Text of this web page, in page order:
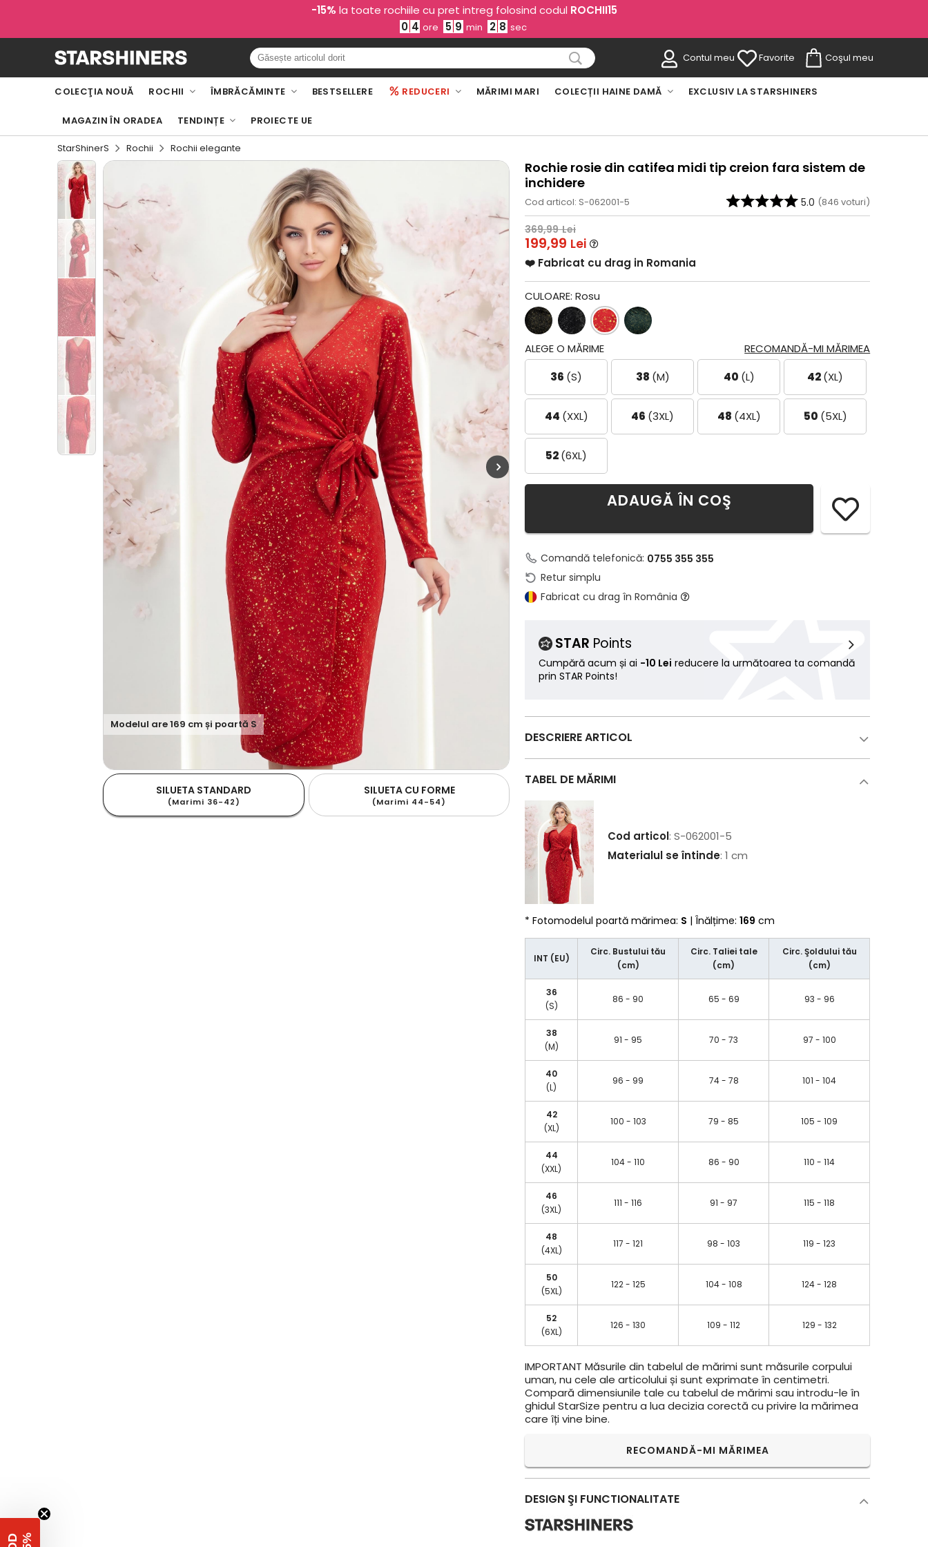
-15% la toate rochiile cu pret intreg folosind codul ROCHII15
0 4 ore 5 9 min 2 7 sec
Contul meu Favorite Coşul meu
COLECŢIA NOUĂ ROCHII ÎMBRĂCĂMINTE BESTSELLERE REDUCERI MĂRIMI MARI COLECȚII HAINE DAMĂ EXCLUSIV LA STARSHINERS
MAGAZIN ÎN ORADEA TENDINȚE PROIECTE UE
StarShinerS Rochii Rochii elegante
Modelul are169 cm și poartăS
SILUETA STANDARD
(Marimi 36-42)
SILUETA CU FORME
(Marimi 44-54)
Rochie rosie din catifea midi tip creion fara sistem de
inchidere
Cod articol: S-062001-5 5.0 (846 voturi)
369,99 Lei
199,99 Lei
❤️ Fabricat cu drag in Romania
CULOARE:Rosu
RECOMANDĂ-MI MĂRIMEA
ALEGE O MĂRIME
36 (S) 38 (M) 40 (L) 42(XL)
44 (XXL) 46 (3XL) 48 (4XL) 50 (5XL)
52(6XL)
ADAUGĂ ÎN COŞ
Comandă telefonică: 0755 355 355
Retur simplu
Fabricat cu drag în România
STAR Points
Cumpără acum și ai -10 Lei reducere la următoarea ta comandă
prin STAR Points!
DESCRIERE ARTICOL
TABEL DE MĂRIMI
Cod articol: S-062001-5
Materialul se întinde: 1 cm
* Fotomodelul poartă mărimea: S | Înălțime:169 cm
INT (EU)
Circ. Bustului tău
(cm)
Circ. Taliei tale
(cm)
Circ. Şoldului tău
(cm)
36
(S)
86 - 90 65 - 69 93 - 96
38
(M)
91 - 95 70 - 73 97 - 100
40
(L)
96 - 99 74 - 78 101 - 104
42
(XL)
100 - 103 79 - 85 105 - 109
44
(XXL)
104 - 110 86 - 90 110 - 114
46
(3XL)
111 - 116 91 - 97 115 - 118
48
(4XL)
117 - 121 98 - 103 119 - 123
50
(5XL)
122 - 125 104 - 108 124 - 128
52
(6XL)
126 - 130 109 - 112 129 - 132
IMPORTANT Măsurile din tabelul de mărimi sunt măsurile corpului
uman, nu cele ale articolului și sunt exprimate în centimetri.
Compară dimensiunile tale cu tabelul de mărimi sau introdu-le în
ghidul StarSize pentru a lua decizia corectă cu privire la mărimea
care îți vine bine.
RECOMANDĂ-MI MĂRIMEA
DESIGN ŞI FUNCTIONALITATE